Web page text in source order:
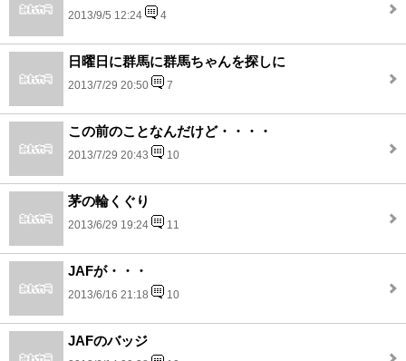
2013/9/5 12:24 4
日曜日に群馬に群馬ちゃんを探しに
2013/7/29 20:50 7
この前のことなんだけど・・・・
2013/7/29 20:43 10
茅の輪くぐり
2013/6/29 19:24 11
JAFが・・・
2013/6/16 21:18 10
JAFのバッジ